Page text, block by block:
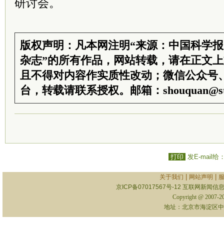
研讨会。
版权声明：凡本网注明“来源：中国科学
杂志”的所有作品，网站转载，请在正文
且不得对内容作实质性改动；微信公众号
台，转载请联系授权。邮箱：
打印 发E-mail给
关于我们 网站声明
京ICP备07017567号-12 互联网新闻信
Copyright @ 2007-
地址：北京市海淀区